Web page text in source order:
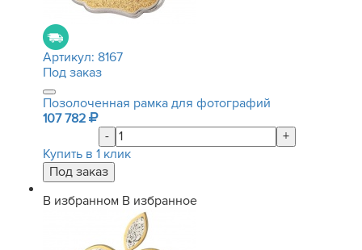
Артикул: 8167
Под заказ
Позолоченная рамка для фотографий
107 782
-
+
Купить в 1 клик
В избранном В избранное